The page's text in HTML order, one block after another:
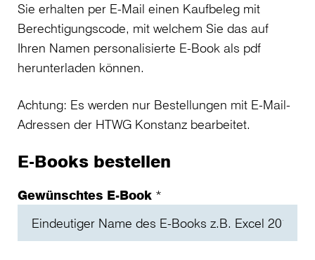
Sie erhalten per E-Mail einen Kaufbeleg mit
Berechtigungscode, mit welchem Sie das auf
Ihren Namen personalisierte E-Book als pdf
herunterladen können.
Achtung: Es werden nur Bestellungen mit E-Mail-
Adressen der HTWG Konstanz bearbeitet.
E-Books bestellen
Gewünschtes E-Book *